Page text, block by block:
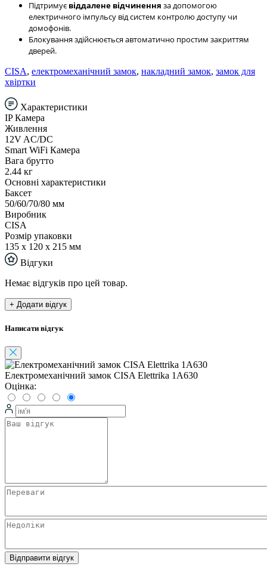
Підтримує віддалене відчинення за допомогою
електричного імпульсу від систем контролю доступу чи
домофонів.
Блокування здійснюється автоматично простим закриттям
дверей.
CISA, електромеханічний замок, накладний замок, замок для
хвіртки
Характеристики
IP Камера
Живлення
12V AC/DC
Smart WiFi Камера
Вага брутто
2.44 кг
Основні характеристики
Баксет
50/60/70/80 мм
Виробник
CISA
Розмір упаковки
135 x 120 x 215 мм
Відгуки
Немає відгуків про цей товар.
+ Додати відгук
Написати відгук
Електромеханічний замок CISA Elettrika 1A630
Оцінка:
Відправити відгук